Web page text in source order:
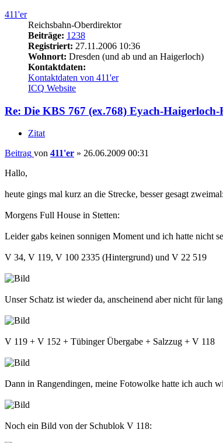
411'er
Reichsbahn-Oberdirektor
Beiträge: 1238
Registriert: 27.11.2006 10:36
Wohnort: Dresden (und ab und an Haigerloch)
Kontaktdaten:
Kontaktdaten von 411'er
ICQ Website
Re: Die KBS 767 (ex.768) Eyach-
Zitat
Beitrag von 411'er » 26.06.2009 00:31
Hallo,
heute gings mal kurz an die Strecke, besser gesagt zweimal:
Morgens Full House in Stetten:
Leider gabs keinen sonnigen Moment und ich hatte nicht
V 34, V 119, V 100 2335 (Hintergrund) und V 22 519
Unser Schatz ist wieder da, anscheinend aber nicht für
V 119 + V 152 + Tübinger Übergabe + Salzzug + V 118
Dann in Rangendingen, meine Fotowolke hatte ich auch
Noch ein Bild von der Schublok V 118: